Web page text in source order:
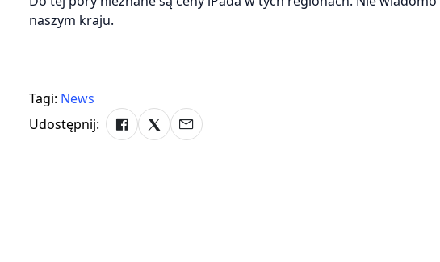
naszym kraju.
Tagi: News
Udostępnij: